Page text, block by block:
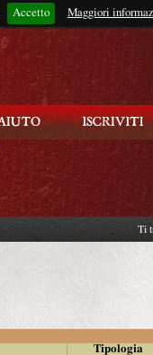
Accetto Maggiori
Rimani connesso?
Ti
Tipologia